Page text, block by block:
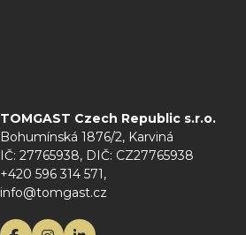
TOMGAST Czech Republic s.r.o.
Bohumínská 1876/2, Karviná
IČ: 27765938, DIČ: CZ27765938
+420 596 314 571,
info@tomgast.cz